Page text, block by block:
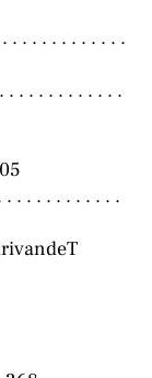
. . . . . . . . . . . .
. . . . . . . . . . .
. . . . . . . . . . .